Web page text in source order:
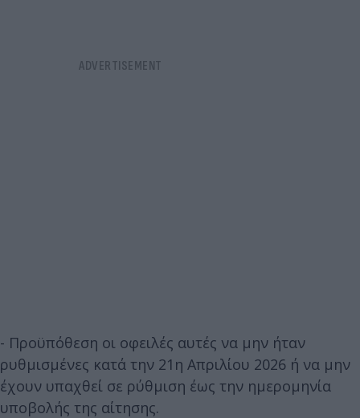
- Προϋπόθεση οι οφειλές αυτές να μην ήταν
ρυθμισμένες κατά την 21η Απριλίου 2026 ή να μην
έχουν υπαχθεί σε ρύθμιση έως την ημερομηνία
υποβολής της αίτησης.